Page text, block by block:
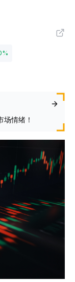
%
情绪！